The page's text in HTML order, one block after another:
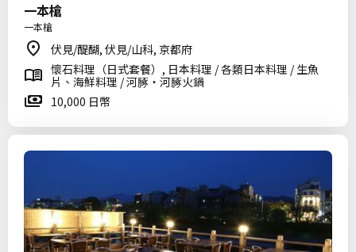
一本槍
一本槍
伏見/醍醐, 伏見/山科, 京都府
懷石料理（日式套餐）, 日本料理 / 各類日本料理 / 生魚
片、海鮮料理 / 河䐁・河䐁火鍋
10,000 日幣